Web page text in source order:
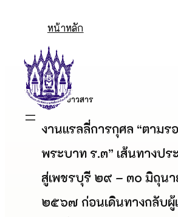
หน้าหลัก
ข่าวสาร
งานแรลลี่การกุศล “ตามร
พระบาท ร.๓” เส้นทางปร
สู่เพชรบุรี ๒๙ – ๓๐ มิถุน
๒๕๖๗ ก่อนเดินทางกลับผู้